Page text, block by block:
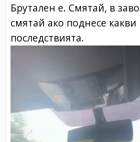
Брутален е. Смятай, в
смятай ако поднесе какви
последствията.